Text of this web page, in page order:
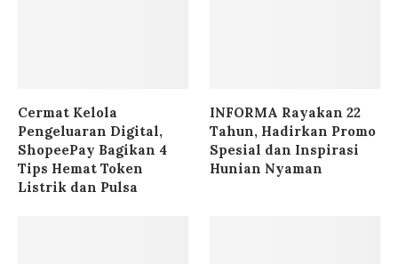
Cermat Kelola
Pengeluaran Digital,
ShopeePay Bagikan 4
Tips Hemat Token
Listrik dan Pulsa
INFORMA Rayakan 22
Tahun, Hadirkan Promo
Spesial dan Inspirasi
Hunian Nyaman